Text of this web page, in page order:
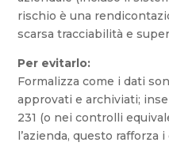
rischio è una
scarsa tracciabilità e
Per evitarlo:
Formalizza come i dati
approvati e archiviati;
231 (o nei controlli
l’azienda, questo